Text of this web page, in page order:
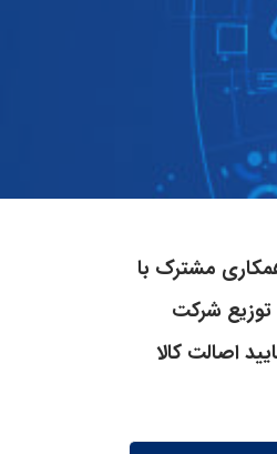
مشترک با
شرکت
اصالت کالا